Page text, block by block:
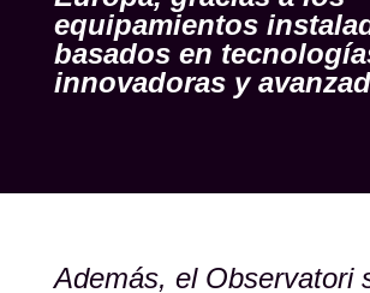
equipamientos
basados en
innovadoras y
Además, el Observatori